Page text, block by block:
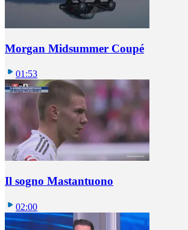
Morgan Midsummer Coupé
01:53
Il sogno Mastantuono
02:00